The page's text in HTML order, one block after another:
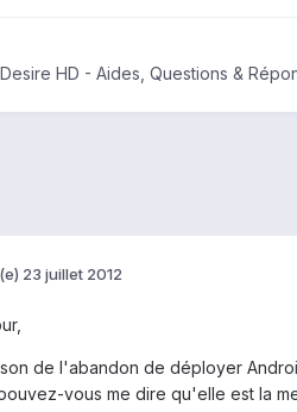
HD - Aides, Questions &
23 juillet 2012
de l'abandon de déployer
vous me dire qu'elle est la